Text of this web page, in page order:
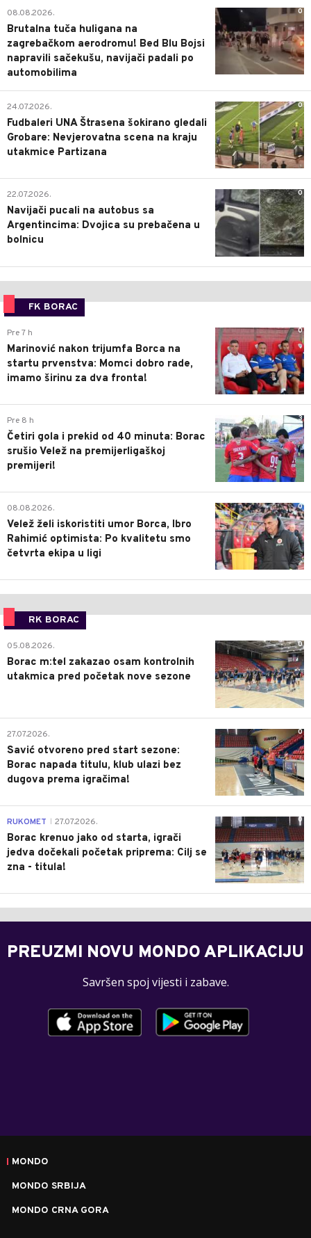
0
08.08.2026.
Brutalna tuča huligana na
zagrebačkom aerodromu! Bed Blu Bojsi
napravili sačekušu, navijači padali po
automobilima
0
24.07.2026.
Fudbaleri UNA Štrasena šokirano gledali
Grobare: Nevjerovatna scena na kraju
utakmice Partizana
0
22.07.2026.
Navijači pucali na autobus sa
Argentincima: Dvojica su prebačena u
bolnicu
FK BORAC
0
Pre 7 h
Marinović nakon trijumfa Borca na
startu prvenstva: Momci dobro rade,
imamo širinu za dva fronta!
3
Pre 8 h
Četiri gola i prekid od 40 minuta: Borac
srušio Velež na premijerligaškoj
premijeri!
0
08.08.2026.
Velež želi iskoristiti umor Borca, Ibro
Rahimić optimista: Po kvalitetu smo
četvrta ekipa u ligi
RK BORAC
0
05.08.2026.
Borac m:tel zakazao osam kontrolnih
utakmica pred početak nove sezone
0
27.07.2026.
Savić otvoreno pred start sezone:
Borac napada titulu, klub ulazi bez
dugova prema igračima!
0
RUKOMET 27.07.2026.
Borac krenuo jako od starta, igrači
jedva dočekali početak priprema: Cilj se
zna - titula!
PREUZMI NOVU MONDO APLIKACIJU
Savršen spoj vijesti i zabave.
MONDO
MONDO SRBIJA
MONDO CRNA GORA